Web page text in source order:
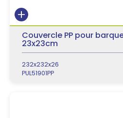
Couvercle PP pour
23x23cm
232x232x26
PUL51901PP